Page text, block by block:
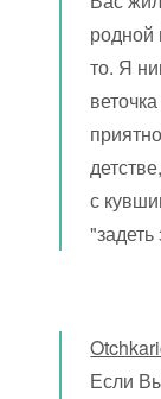
родной
то. Я
с
Если